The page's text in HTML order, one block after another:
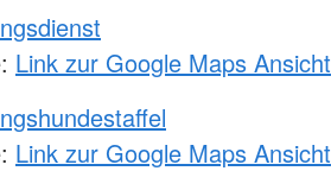
Link zur Google Maps Ansicht
Link zur Google Maps Ansicht